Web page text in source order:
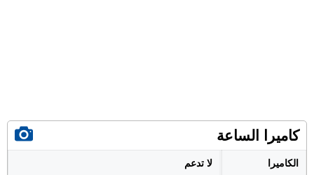
كاميرا الساعة
الكاميرا لا تدعم